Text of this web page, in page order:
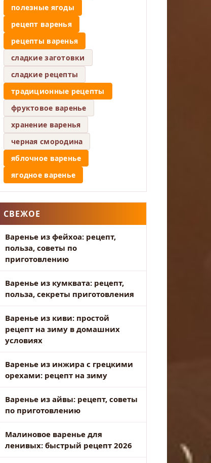
полезные ягоды
рецепт варенья
рецепты варенья
сладкие заготовки
сладкие рецепты
традиционные рецепты
фруктовое варенье
хранение варенья
черная смородина
яблочное варенье
ягодное варенье
СВЕЖОЕ
Варенье из фейхоа: рецепт,
польза, советы по
приготовлению
Варенье из кумквата: рецепт,
польза, секреты приготовления
Варенье из киви: простой
рецепт на зиму в домашних
условиях
Варенье из инжира с грецкими
орехами: рецепт на зиму
Варенье из айвы: рецепт, советы
по приготовлению
Малиновое варенье для
ленивых: быстрый рецепт 2026